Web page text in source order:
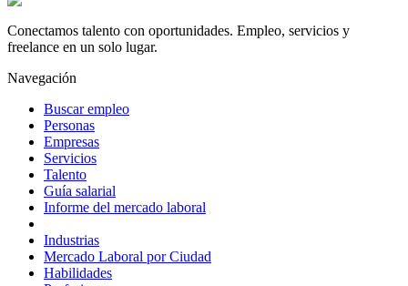
Conectamos talento con oportunidades. Empleo, servicios y
freelance en un solo lugar.
Navegación
Buscar empleo
Personas
Empresas
Servicios
Talento
Guía salarial
Informe del mercado laboral
Industrias
Mercado Laboral por Ciudad
Habilidades